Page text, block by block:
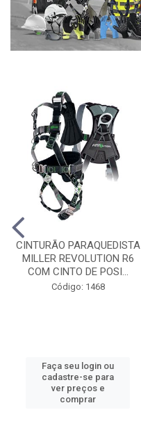
CINTURÃO PARAQUEDISTA
MILLER REVOLUTION R6
COM CINTO DE POSI...
Código: 1468
Faça seu login ou
cadastre-se para
ver preços e
comprar